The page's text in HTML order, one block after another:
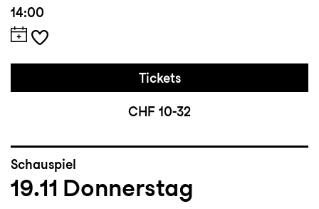
14:00
Tickets
CHF 10-32
Schauspiel
19.11 Donnerstag